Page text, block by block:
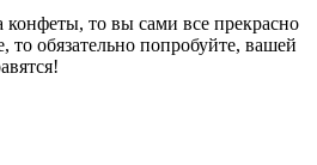
конфеты, то вы сами все прекрасно
то обязательно попробуйте, вашей